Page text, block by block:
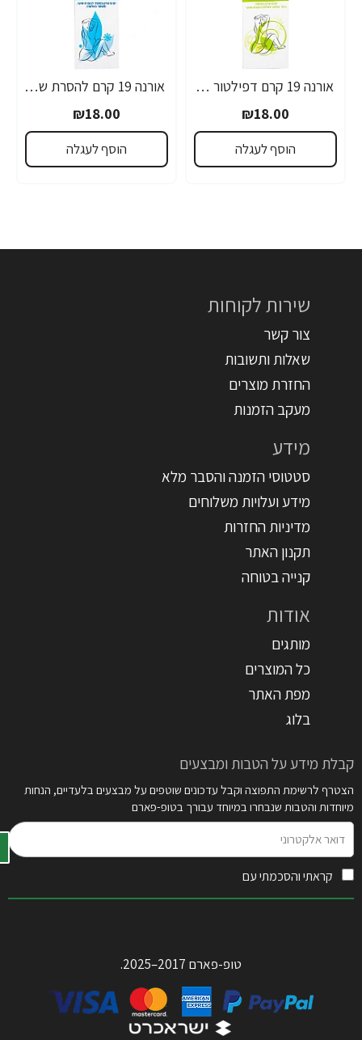
אורנה 19 קרם דפילטור לעור רגיש 80 גרם
₪18.00
הוסף לעגלה
אורנה 19 קרם להסרת שיער לקו הביקיני 90 מ"ל
₪18.00
הוסף לעגלה
שירות לקוחות
צור קשר
שאלות ותשובות
החזרת מוצרים
מעקב הזמנות
מידע
סטטוסי הזמנה והסבר מלא
מידע ועלויות משלוחים
מדיניות החזרות
תקנון האתר
קנייה בטוחה
אודות
מותגים
כל המוצרים
מפת האתר
בלוג
קבלת מידע על הטבות ומבצעים
הצטרף לרשימת התפוצה וקבל עדכונים שוטפים על מבצעים בלעדיים, הנחות
מיוחדות והטבות שנבחרו במיוחד עבורך בטופ-פארם
אלקטרוני
קראתי והסכמתי עם
טופ-פארם 2017–2025.